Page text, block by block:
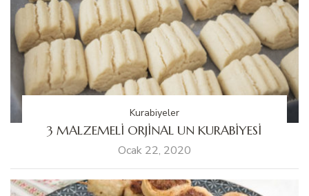
Kurabiyeler
3 MALZEMELİ ORJİNAL UN KURABİYESİ
Ocak 22, 2020